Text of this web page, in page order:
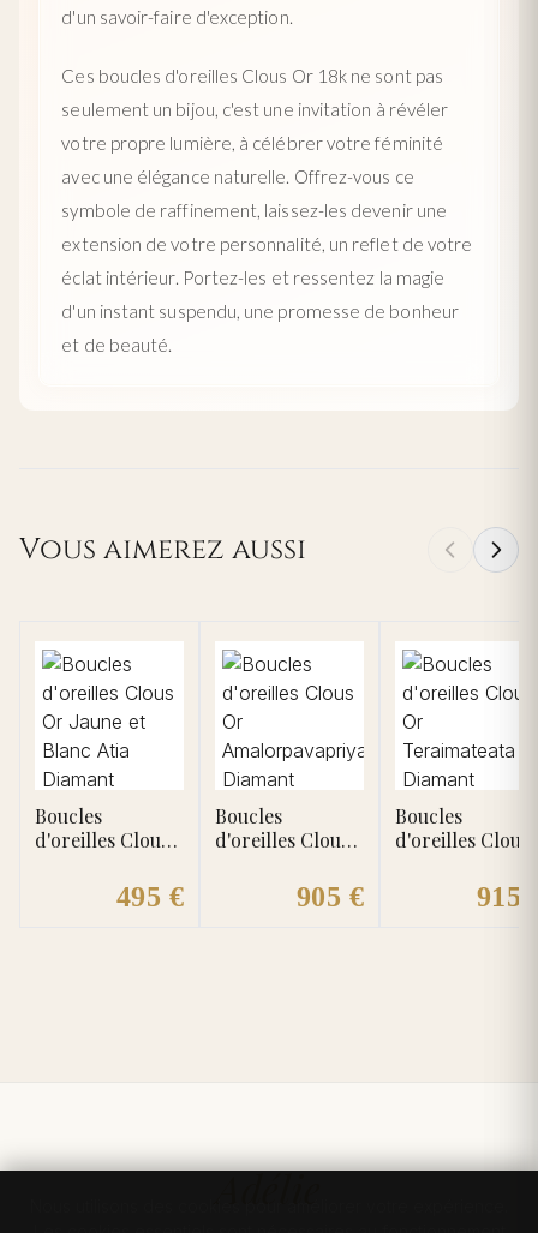
d'un savoir-faire d'exception.
Ces boucles d'oreilles Clous Or 18k ne sont pas
seulement un bijou, c'est une invitation à révéler
votre propre lumière, à célébrer votre féminité
avec une élégance naturelle. Offrez-vous ce
symbole de raffinement, laissez-les devenir une
extension de votre personnalité, un reflet de votre
éclat intérieur. Portez-les et ressentez la magie
d'un instant suspendu, une promesse de bonheur
et de beauté.
Vous aimerez aussi
Boucles
d'oreilles Clous
Blanc Atia495 €
Boucles
d'oreilles Clous
Amalorpavapriya
905 €
Boucles
d'oreilles Clous
915
Adélie